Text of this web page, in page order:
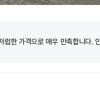
럼한 가격으로 매우 만족합니다.